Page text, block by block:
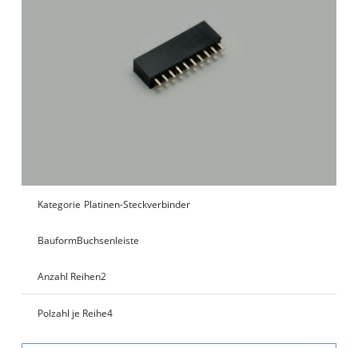
Kategorie Platinen-Steckverbinder
BauformBuchsenleiste
Anzahl Reihen2
Polzahl je Reihe4